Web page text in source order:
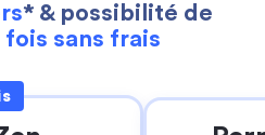
* & possibilité de
fois sans frais